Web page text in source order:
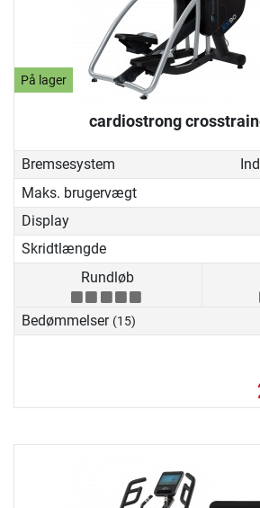
På lager
cardiostrong
Bremsesystem
Maks. brugervægt
Display
Skridtlængde
Rundløb
Bedømmelser (15)